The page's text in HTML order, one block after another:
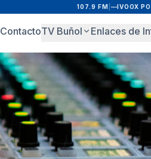
107.9 FM IVOOX
ContactoTV Buñol Enlaces de